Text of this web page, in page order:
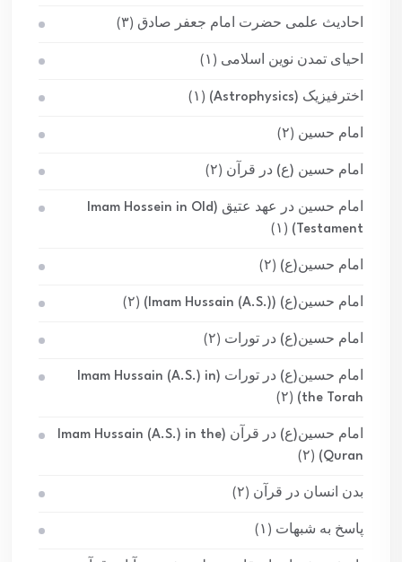
احادیث علمی حضرت امام جعفر صادق (۳)
احیای تمدن نوین اسلامی (۱)
اخترفیزیک (Astrophysics) (۱)
امام حسین (۲)
امام حسین (ع) در قرآن (۲)
امام حسین در عهد عتیق (Imam Hossein in Old
Testament)
(۱)
امام حسین(ع) (۲)
امام حسین(ع) (Imam Hussain (A.S.)) (۲)
امام حسین(ع) در تورات (۲)
امام حسین(ع) در تورات (Imam Hussain (A.S.) in
the Torah)
(۲)
امام حسین(ع) در قرآن (Imam Hussain (A.S.) in the
Quran)
(۲)
بدن انسان در قرآن (۲)
پاسخ به شبهات (۱)